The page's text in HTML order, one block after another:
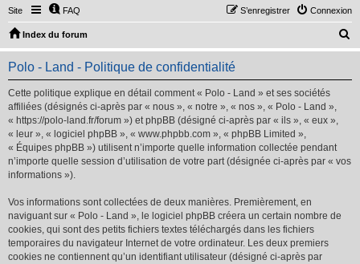
Site FAQ Connexion
S’enregistrer
Index du forum
e
Polo - Land - Politique de confidentialité
Cette politique explique en détail comment « Polo - Land » et ses sociétés
affiliées (désignés ci-après par « nous », « notre », « nos », « Polo - Land »,
« https://polo-land.fr/forum ») et phpBB (désigné ci-après par « ils », « eux »,
« leur », « logiciel phpBB », « www.phpbb.com », « phpBB Limited »,
« Équipes phpBB ») utilisent n’importe quelle information collectée pendant
n’importe quelle session d’utilisation de votre part (désignée ci-après par « vos
informations »).
Vos informations sont collectées de deux manières. Premièrement, en
naviguant sur « Polo - Land », le logiciel phpBB créera un certain nombre de
cookies, qui sont des petits fichiers textes téléchargés dans les fichiers
temporaires du navigateur Internet de votre ordinateur. Les deux premiers
cookies ne contiennent qu’un identifiant utilisateur (désigné ci-après par